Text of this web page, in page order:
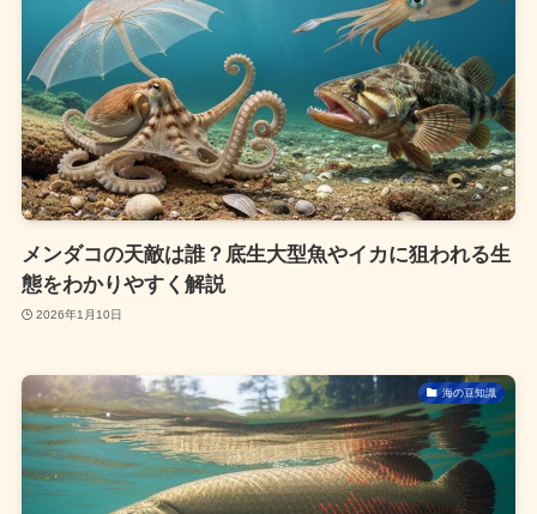
メンダコの天敵は誰？底生大型魚やイカに狙われる生
態をわかりやすく解説
2026年1月10日
海の豆知識